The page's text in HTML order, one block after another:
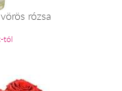
rózsa
tól